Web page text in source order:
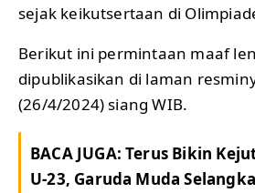
sejak keikutsertaan di
Berikut ini permintaan maaf
dipublikasikan di laman
(26/4/2024) siang WIB.
BACA JUGA:Terus Bikin
U-23, Garuda Muda